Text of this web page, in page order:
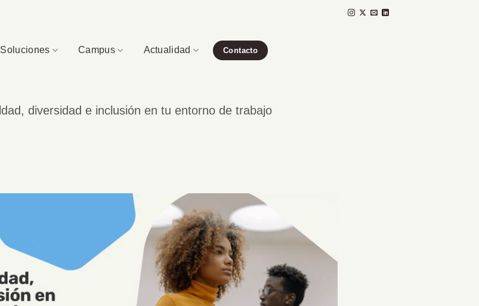
Soluciones Campus Actualidad Contacto
diversidad e inclusión en tu entorno de trabajo